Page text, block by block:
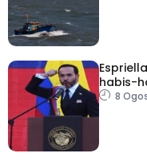
habis-
8